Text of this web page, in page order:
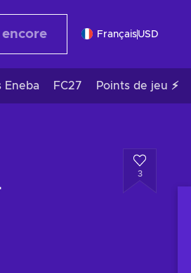
FrançaisUSD
Eneba FC27 Points de jeu ⚡
3